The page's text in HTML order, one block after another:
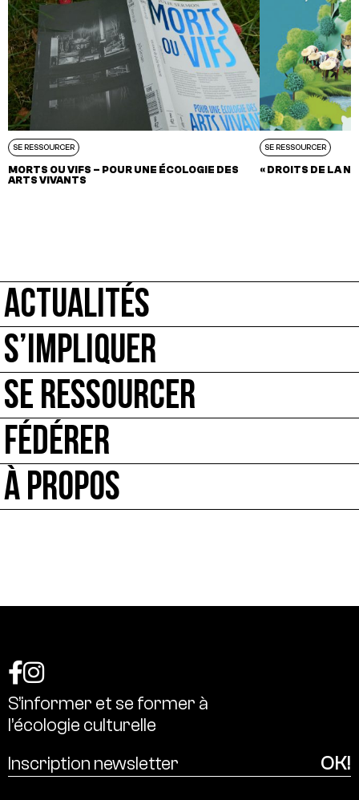
SE RESSOURCER
MORTS OU VIFS – POUR UNE ÉCOLOGIE DES
ARTS VIVANTS
SE RESSOURCER
« DROITS DE LA
ACTUALITÉS
S’IMPLIQUER
SE RESSOURCER
FÉDÉRER
À PROPOS
S’informer et se former à
l’écologie culturelle